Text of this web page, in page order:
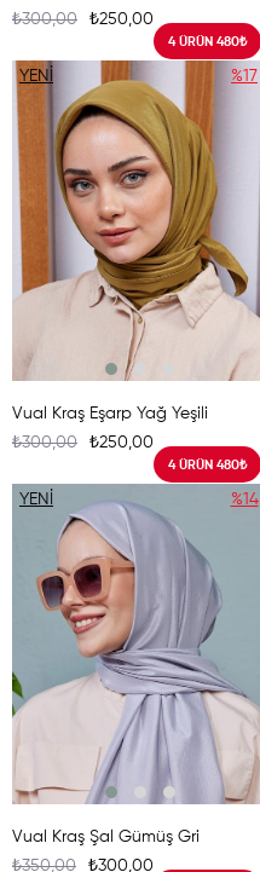
₺250,00
₺300,00
4 ÜRÜN 480₺
Vual Kraş Eşarp Yağ Yeşili
₺250,00
₺300,00
4 ÜRÜN 480₺
%17
YENI
ÜRÜN
Vual Kraş Şal Gümüş Gri
₺300,00
₺350,00
%14
YENI